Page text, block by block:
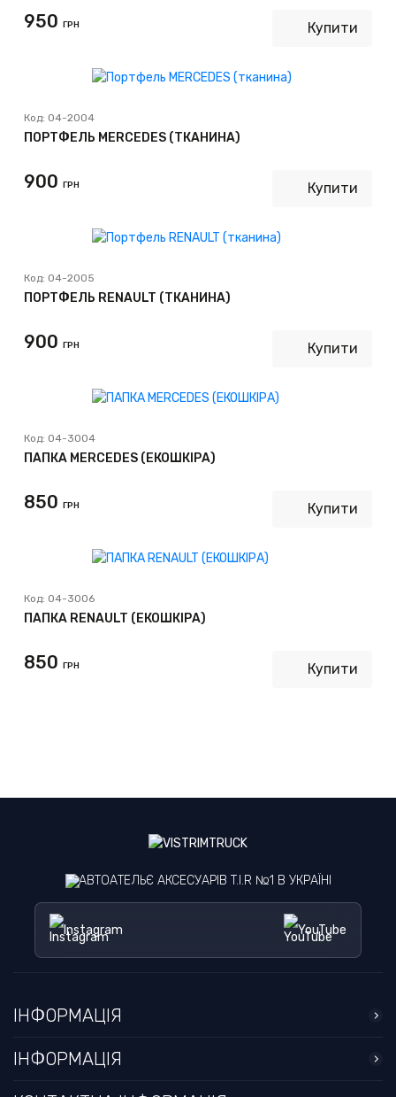
950 ГРН Купити
Код: 04-2004
ПОРТФЕЛЬ MERCEDES (ТКАНИНА)
900 ГРН Купити
Код: 04-2005
ПОРТФЕЛЬ RENAULT (ТКАНИНА)
900 ГРН Купити
Код: 04-3004
ПАПКА MERCEDES (ЕКОШКІРА)
850 ГРН Купити
Код: 04-3006
ПАПКА RENAULT (ЕКОШКІРА)
850 ГРН Купити
АВТОАТЕЛЬЄ АКСЕСУАРІВ T.I.R №1 В УКРАЇНІ
Instagram YouTube
ІНФОРМАЦІЯ
ІНФОРМАЦІЯ